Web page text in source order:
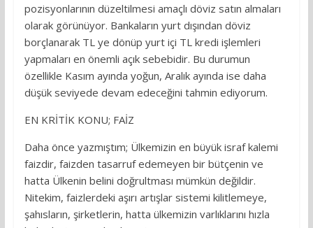
pozisyonlarının düzeltilmesi amaçlı döviz satın almaları
olarak görünüyor. Bankaların yurt dışından döviz
borçlanarak TL ye dönüp yurt içi TL kredi işlemleri
yapmaları en önemli açık sebebidir. Bu durumun
özellikle Kasım ayında yoğun, Aralık ayında ise daha
düşük seviyede devam edeceğini tahmin ediyorum.
EN KRİTİK KONU; FAİZ
Daha önce yazmıştım; Ülkemizin en büyük israf kalemi
faizdir, faizden tasarruf edemeyen bir bütçenin ve
hatta Ülkenin belini doğrultması mümkün değildir.
Nitekim, faizlerdeki aşırı artışlar sistemi kilitlemeye,
şahısların, şirketlerin, hatta ülkemizin varlıklarını hızla